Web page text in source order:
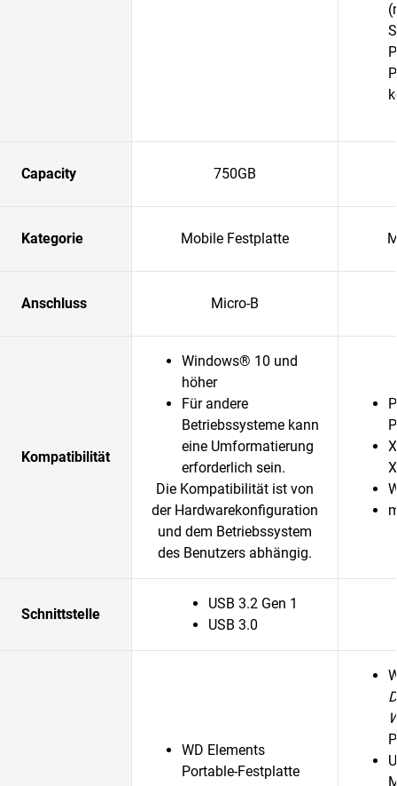
Capacity 750GB
Kategorie Mobile Festplatte
Anschluss Micro-B
Kompatibilität
Windows® 10 und
höher
Für andere
Betriebssysteme kann
eine Umformatierung
erforderlich sein.
Die Kompatibilität ist von
der Hardwarekonfiguration
und dem Betriebssystem
des Benutzers abhängig.
Schnittstelle
USB 3.2 Gen 1
USB 3.0
WD Elements
Portable-Festplatte